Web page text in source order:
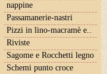
nappine
Passamanerie-nastri
Pizzi in lino-macramè e..
Riviste
Sagome e Rocchetti legno
Schemi punto croce